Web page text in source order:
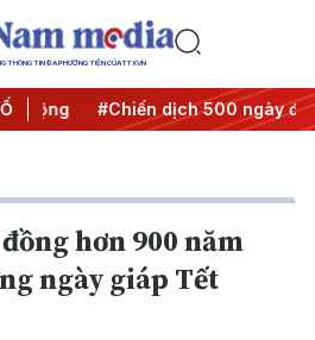
THÔNG TIN ĐA PHƯƠNG TIỆN CỦA TTXVN
#Chiến dịch 500 ngày đêm
hơn 900 năm
ngày giáp Tết